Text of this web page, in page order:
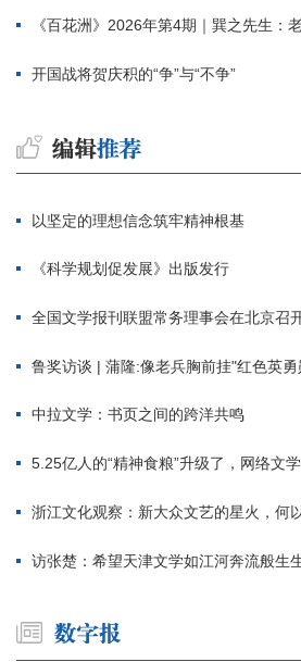
《百花洲》2026年第4期｜巽之先生：
开国战将贺庆积的“争”与“不争”
以坚定的理想信念筑牢精神根基
《科学规划促发展》出版发行
全国文学报刊联盟常务理事会在北京召
鲁奖访谈 | 蒲隆:像老兵胸前挂"红色英勇
中拉文学：书页之间的跨洋共鸣
5.25亿人的“精神食粮”升级了，网络文
浙江文化观察：新大众文艺的星火，何
访张楚：希望天津文学如江河奔流般生